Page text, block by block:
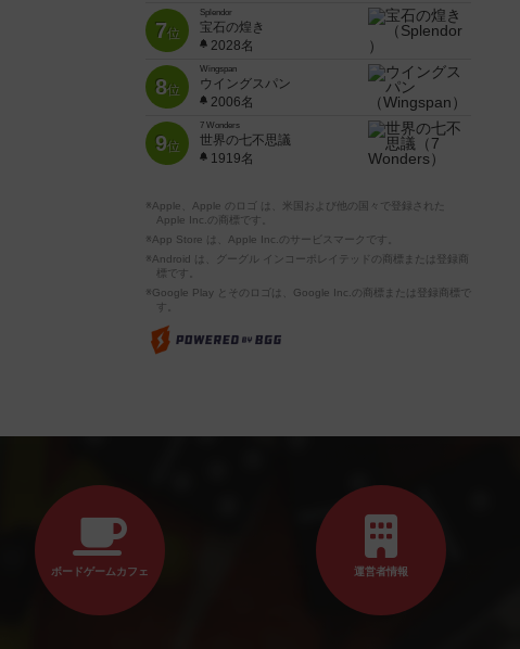
7位
Splendor
宝石の煌き
2028名
8位
Wingspan
ウイングスパン
2006名
9位
7 Wonders
世界の七不思議
1919名
※Apple、Apple のロゴ は、米国および他の国々で登録された
Apple Inc.の商標です。
※App Store は、Apple Inc.のサービスマークです。
※Android は、グーグル インコーポレイテッドの商標または登録商
標です。
※Google Play とそのロゴは、Google Inc.の商標または登録商標で
す。
ボードゲームカフェ 運営者情報